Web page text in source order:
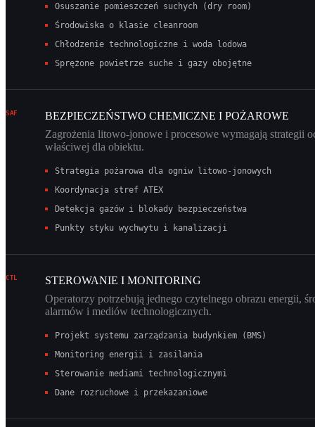
Osuszanie pomieszczeń suchych (dry room)
Środowiska o klasie cleanroom
Chłodzenie technologiczne i woda lodowa
Sprężone powietrze suche i gazy obojętne
SAF
BEZPIECZEŃSTWO CHEMICZNE I POŻAROWE
Zagrożenia litowo-jonowe i procesowe wymagają strategii
właściwej dla obiektu.
Strategia pożarowa dla ogniw litowo-jonowych
Koordynacja stref ATEX
Detekcja gazów i blokady bezpieczeństwa
Punkty styku wychwytu i kanalizacji
CTL
STEROWANIE I MONITORING
Operatorzy potrzebują jednego czytelnego obrazu energii,
alarmów i mediów technologicznych.
Projekt systemu zarządzania budynkiem (BMS)
Monitoring energii i zasilania
Sterowanie mediami technologicznymi
Dane rozruchowe i przekazaniowe